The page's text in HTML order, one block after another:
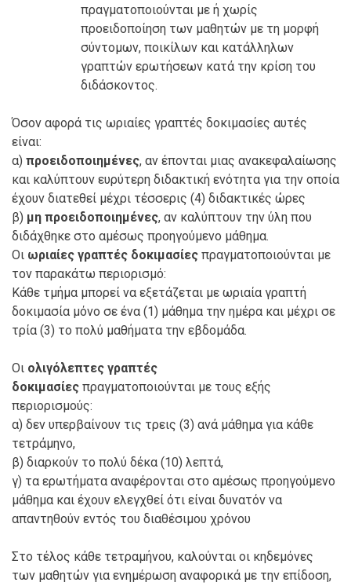
πραγματοποιούνται με ή χωρίς
προειδοποίηση των μαθητών με τη μορφή
σύντομων, ποικίλων και κατάλληλων
γραπτών ερωτήσεων κατά την κρίση του
διδάσκοντος.
Όσον αφορά τις ωριαίες γραπτές δοκιμασίες αυτές
είναι:
α) προειδοποιημένες, αν έπονται μιας ανακεφαλαίωσης
και καλύπτουν ευρύτερη διδακτική ενότητα για την οποία
έχουν διατεθεί μέχρι τέσσερις (4) διδακτικές ώρες
β) μη προειδοποιημένες, αν καλύπτουν την ύλη που
διδάχθηκε στο αμέσως προηγούμενο μάθημα.
Οι ωριαίες γραπτές δοκιμασίες πραγματοποιούνται με
τον παρακάτω περιορισμό:
Κάθε τμήμα μπορεί να εξετάζεται με ωριαία γραπτή
δοκιμασία μόνο σε ένα (1) μάθημα την ημέρα και μέχρι σε
τρία (3) το πολύ μαθήματα την εβδομάδα.
Οι ολιγόλεπτες γραπτές
δοκιμασίες πραγματοποιούνται με τους εξής
περιορισμούς:
α) δεν υπερβαίνουν τις τρεις (3) ανά μάθημα για κάθε
τετράμηνο,
β) διαρκούν το πολύ δέκα (10) λεπτά,
γ) τα ερωτήματα αναφέρονται στο αμέσως προηγούμενο
μάθημα και έχουν ελεγχθεί ότι είναι δυνατόν να
απαντηθούν εντός του διαθέσιμου χρόνου
Στο τέλος κάθε τετραμήνου, καλούνται οι κηδεμόνες
των μαθητών για ενημέρωση αναφορικά με την επίδοση,